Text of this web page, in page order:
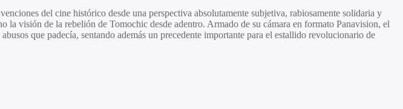
del cine histórico desde una perspectiva absolutamente subjetiva, rabiosamente solidaria y
visión de la rebelión de Tomochic desde adentro. Armado de su cámara en formato Panavision, el
que padecía, sentando además un precedente importante para el estallido revolucionario de